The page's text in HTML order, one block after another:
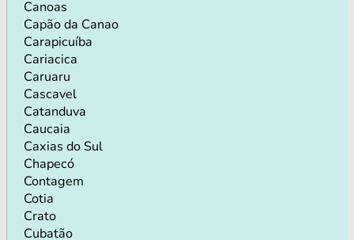
Canoas
Capão da Canao
Carapicuíba
Cariacica
Caruaru
Cascavel
Catanduva
Caucaia
Caxias do Sul
Chapecó
Contagem
Cotia
Crato
Cubatão